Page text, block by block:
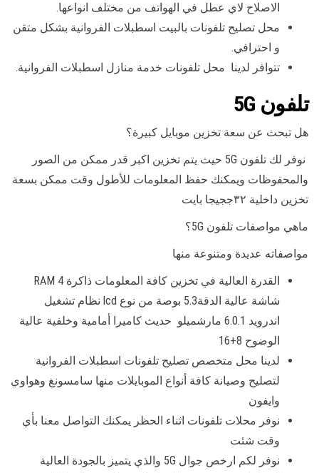
الاصلاح لاي عطل في الهواتف من مختلف انواعها.
محل تصليح تلفونات بالبيت اسطبلات الفروانية بشكل متقن
و احترافي.
تتوافر لدينا محل تلفونات خدمة منازل اسطبلات الفروانية.
تلفون 5G
هل تبحث عن سعة تخزين موبايل كبيرة؟
نوفر لك تلفون 5G حيث يتم تخزين اكبر قدر ممكن من الصور
والمحفوظات ويمكنك حفظ المعلومات للأطول وقت ممكن بسعة
تخزين داخلية ٣٢ججيجا بايت
ماهي مواصفات تلفون 5G؟
مواصفاته عديدة ومتنوعة منها
القدرة العالية في تخزين كافة المعلومات ذاكرة RAM 4
شاشة عالية الدقة5.3 بوصة من نوع lcd نظام تشغيل
اندرويد 6.0.1 مارشميلو حديث كاميرا أمامية وخلفية عالية
الوضوح 8+16
لدينا محل متخصص تصليح تلفونات اسطبلات الفروانية
لتصليح وصيانة كافة أنواع الموبايلات منها سامسونغ وهواوي
وايفون
نوفر محلات تلفونات اثناء الحظر يمكنك التواصل معنا بأي
وقت شئت
نوفر لكم ارخص جوال 5G والذي يتميز بالجودة العالية